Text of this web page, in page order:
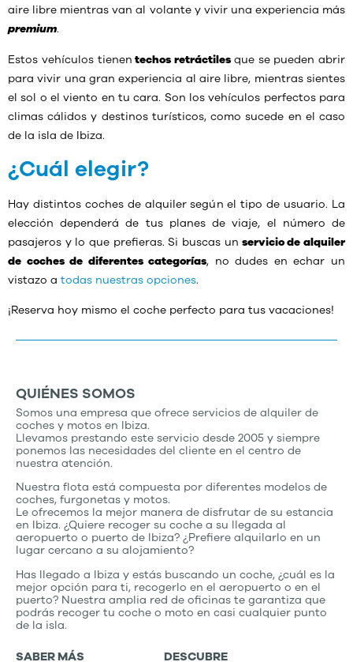
aire libre mientras van al volante y vivir una experiencia más
premium.
Estos vehículos tienen techos retráctiles que se pueden abrir
para vivir una gran experiencia al aire libre, mientras sientes
el sol o el viento en tu cara. Son los vehículos perfectos para
climas cálidos y destinos turísticos, como sucede en el caso
de la isla de Ibiza.
¿Cuál elegir?
Hay distintos coches de alquiler según el tipo de usuario. La
elección dependerá de tus planes de viaje, el número de
pasajeros y lo que prefieras. Si buscas un servicio de alquiler
de coches de diferentes categorías, no dudes en echar un
vistazo a todas nuestras opciones.
¡Reserva hoy mismo el coche perfecto para tus vacaciones!
QUIÉNES SOMOS
Somos una empresa que ofrece servicios de alquiler de
coches y motos en Ibiza.
Llevamos prestando este servicio desde 2005 y siempre
ponemos las necesidades del cliente en el centro de
nuestra atención.
Nuestra flota está compuesta por diferentes modelos de
coches, furgonetas y motos.
Le ofrecemos la mejor manera de disfrutar de su estancia
en Ibiza. ¿Quiere recoger su coche a su llegada al
aeropuerto o puerto de Ibiza? ¿Prefiere alquilarlo en un
lugar cercano a su alojamiento?
Has llegado a Ibiza y estás buscando un coche, ¿cuál es la
mejor opción para ti, recogerlo en el aeropuerto o en el
puerto? Nuestra amplia red de oficinas te garantiza que
podrás recoger tu coche o moto en casi cualquier punto
de la isla.
SABER MÁS DESCUBRE